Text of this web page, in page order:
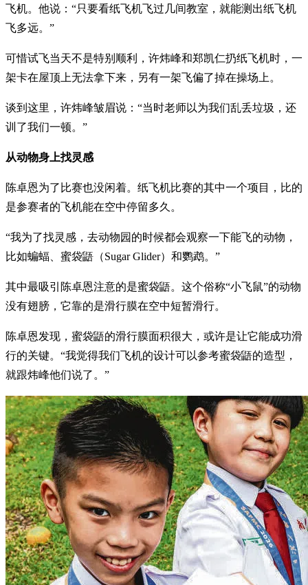
飞机。他说：“只要看纸飞机飞过几间教室，就能测出纸飞机
飞多远。”
可惜试飞当天不是特别顺利，许炜峰和郑凯仁扔纸飞机时，一
架卡在屋顶上无法拿下来，另有一架飞偏了掉在操场上。
谈到这里，许炜峰皱眉说：“当时老师以为我们乱丢垃圾，还
训了我们一顿。”
从动物身上找灵感
陈卓恩为了比赛也没闲着。纸飞机比赛的其中一个项目，比的
是参赛者的飞机能在空中停留多久。
“我为了找灵感，去动物园的时候都会观察一下能飞的动物，
比如蝙蝠、蜜袋鼯（Sugar Glider）和鹦鹉。”
其中最吸引陈卓恩注意的是蜜袋鼯。这个俗称“小飞鼠”的动物
没有翅膀，它靠的是滑行膜在空中短暂滑行。
陈卓恩发现，蜜袋鼯的滑行膜面积很大，或许是让它能成功滑
行的关键。“我觉得我们飞机的设计可以参考蜜袋鼯的造型，
就跟炜峰他们说了。”